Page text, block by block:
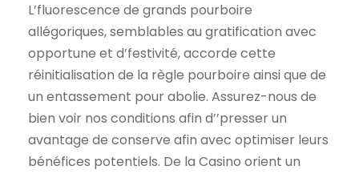
L’fluorescence de grands pourboire
allégoriques, semblables au gratification avec
opportune et d’festivité, accorde cette
réinitialisation de la règle pourboire ainsi que de
un entassement pour abolie. Assurez-nous de
bien voir nos conditions afin d’’presser un
avantage de conserve afin avec optimiser leurs
bénéfices potentiels. De la Casino orient un